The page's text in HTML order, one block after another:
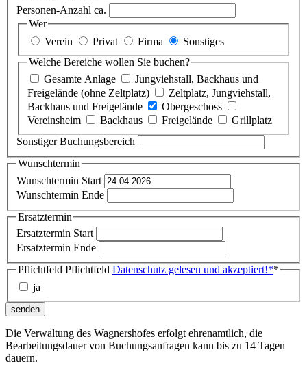
Personen-Anzahl ca.
Wer
Verein
Privat Firma
Sonstiges
Welche Bereiche wollen Sie buchen?
Gesamte Anlage
Jungviehstall, Backhaus und
Freigelände (ohne Zeltplatz)
Zeltplatz, Jungviehstall,
Backhaus und Freigelände
Obergeschoss
Vereinsheim
Backhaus Freigelände
Grillplatz
Sonstiger Buchungsbereich
Wunschtermin
Wunschtermin Start
Wunschtermin Ende
Ersatztermin
Ersatztermin Start
Ersatztermin Ende
Pflichtfeld Pflichtfeld Datenschutz gelesen und akzeptiert!**
ja
senden
Die Verwaltung des Wagnershofes erfolgt ehrenamtlich, die
Bearbeitungsdauer von Buchungsanfragen kann bis zu 14 Tagen
dauern.